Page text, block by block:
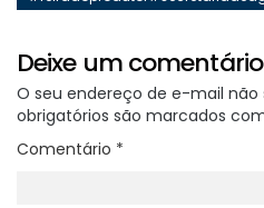
Deixe um comentário
O seu endereço de e-mail não
obrigatórios são marcados
Comentário *